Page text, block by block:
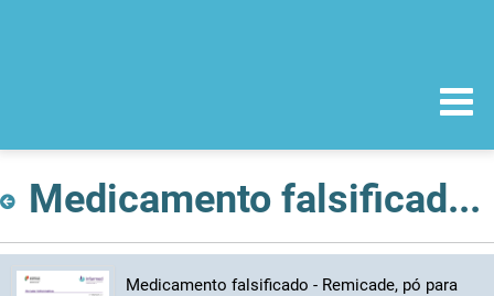
Medicamento falsificado - Remicade, pó para concentrado para solução para perfusão, 100 mg
Medicamento falsificado - Remicade, pó para